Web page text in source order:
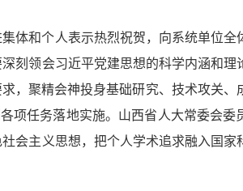
体和个人表示热烈祝贺，向系统单位全
刻领会习近平党建思想的科学内涵和理
，聚精会神投身基础研究、技术攻关
项任务落地实施。山西省人大常委会委
会主义思想，把个人学术追求融入国家